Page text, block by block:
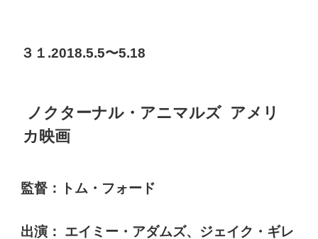
３１.2018.5.5〜5.18
ノクターナル・アニマルズ アメリ
カ映画
監督：トム・フォード
出演： エイミー・アダムズ、ジェイク・ギレ